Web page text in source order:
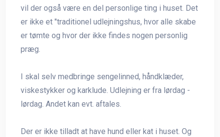
vil der også være en del personlige ting i huset. Det
er ikke et "traditionel udlejningshus, hvor alle skabe
er tømte og hvor der ikke findes nogen personlig
præg.
I skal selv medbringe sengelinned, håndklæder,
viskestykker og karklude. Udlejning er fra lørdag -
lørdag. Andet kan evt. aftales.
Der er ikke tilladt at have hund eller kat i huset. Og